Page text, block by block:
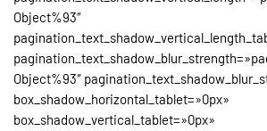
Object%93″
Object%93″
box_shadow_horizontal_tablet=»0px»
box_shadow_vertical_tablet=»0px»